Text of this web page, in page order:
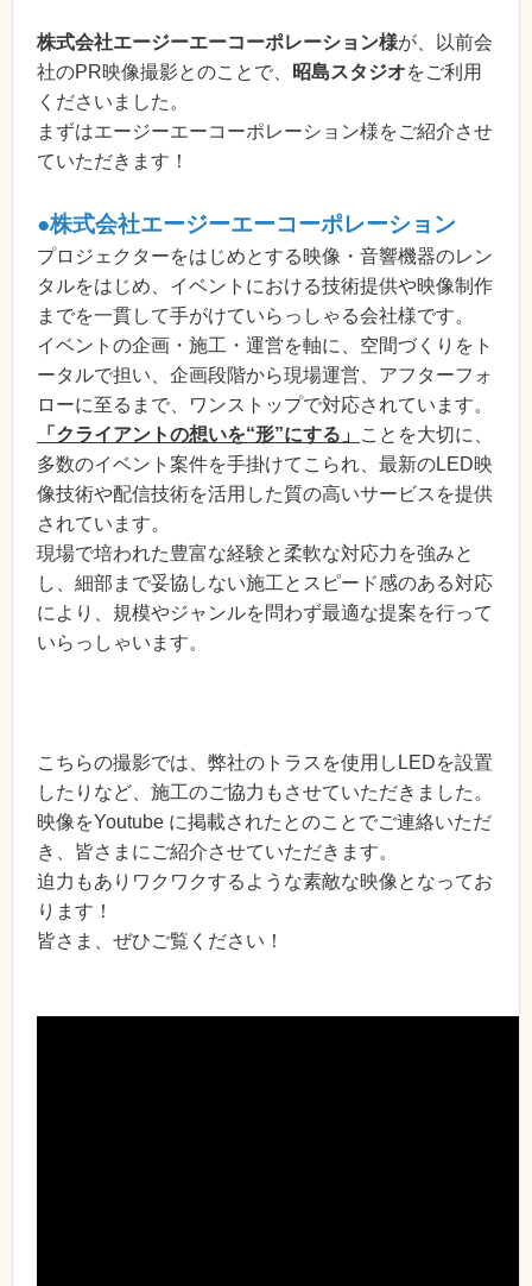
株式会社エージーエーコーポレーション様が、以前会
社のPR映像撮影とのことで、
昭島スタジオをご利用
くださいました。
まずはエージーエーコーポレーション様をご紹介させ
ていただきます！
●株式会社エージーエーコーポレーション
プロジェクターをはじめとする映像・音響機器のレン
タルをはじめ、イベントにおける技術提供や映像制作
までを一貫して手がけていらっしゃる会社様です。
イベントの企画・施工・運営を軸に、空間づくりをト
ータルで担い、企画段階から現場運営、アフターフォ
ローに至るまで、ワンストップで対応されています。
「クライアントの想いを“形”にする」
ことを大切に、
多数のイベント案件を手掛けてこられ、最新のLED映
像技術や配信技術を活用した質の高いサービスを提供
されています。
現場で培われた豊富な経験と柔軟な対応力を強みと
し、細部まで妥協しない施工とスピード感のある対応
により、規模やジャンルを問わず最適な提案を行って
いらっしゃいます。
こちらの撮影では、弊社のトラスを使用しLEDを設置
したりなど、施工のご協力もさせていただきました。
映像をYoutube に掲載されたとのことでご連絡いただ
き、皆さまにご紹介させていただきます。
迫力もありワクワクするような素敵な映像となってお
ります！
皆さま、ぜひご覧ください！